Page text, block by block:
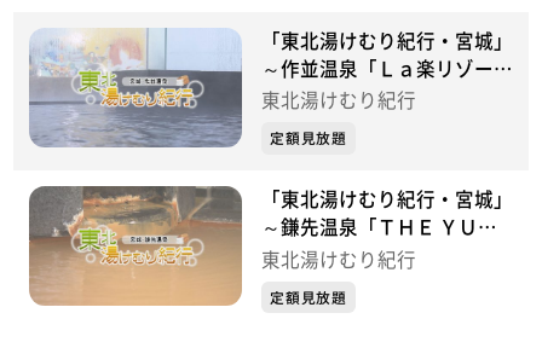
「東北湯けむり紀行・宮城」
～作並温泉「Ｌａ楽リゾート
ホテル グリーングリーン」
東北湯けむり紀行
定額見放題
「東北湯けむり紀行・宮城」
～鎌先温泉「ＴＨＥ ＹＵＫ
ＡＷＡ 一條支店」～
東北湯けむり紀行
定額見放題